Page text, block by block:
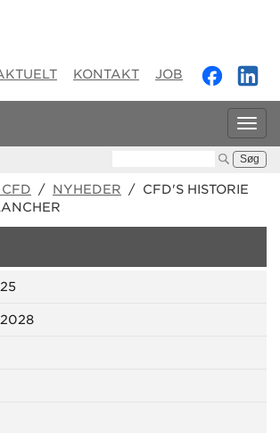
KONTAKT JOB
/ NYHEDER / CFD'S HISTORIE